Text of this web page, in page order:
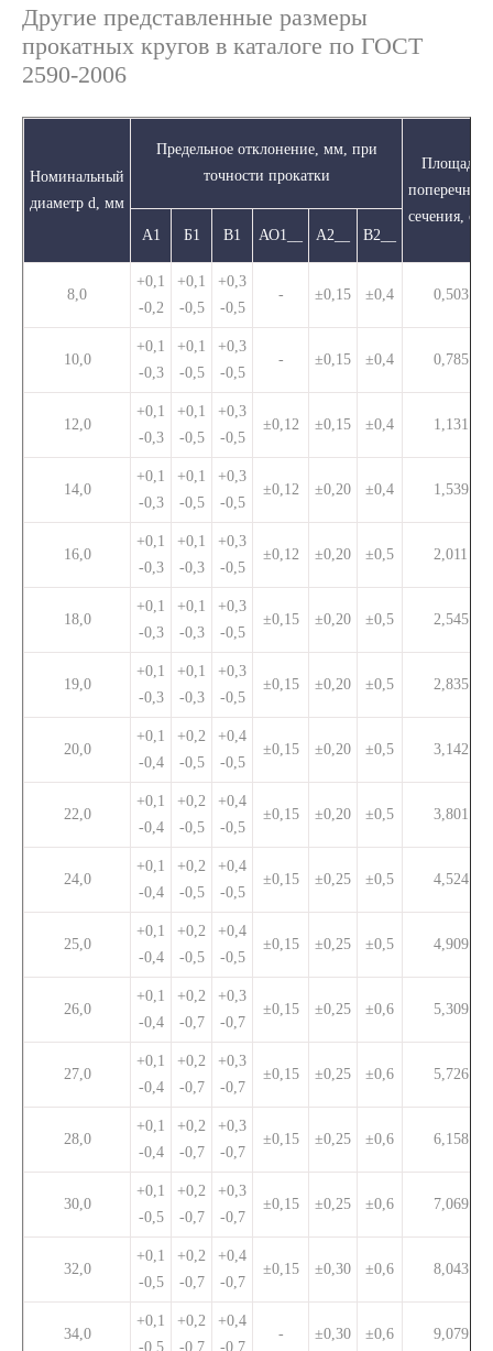
Другие представленные размеры
прокатных кругов в каталоге по ГОСТ
2590-2006
Номинальный
диаметр d, мм
Предельное отклонение, мм, при
точности прокатки
Площадь
поперечного
сечения, см2
А1
Б1 В1 АО1__ А2__ В2__
8,0
+0,1
-0,2
+0,1
-0,5
+0,3
-0,5
- ±0,15 ±0,4 0,503
10,0
+0,1
-0,3
+0,1
-0,5
+0,3
-0,5
- ±0,15 ±0,4 0,785
12,0
+0,1
-0,3
+0,1
-0,5
+0,3
-0,5
±0,12 ±0,15 ±0,4 1,131
14,0
+0,1
-0,3
+0,1
-0,5
+0,3
-0,5
±0,12 ±0,20 ±0,4 1,539
16,0
+0,1
-0,3
+0,1
-0,3
+0,3
-0,5
±0,12 ±0,20 ±0,5 2,011
18,0
+0,1
-0,3
+0,1
-0,3
+0,3
-0,5
±0,15 ±0,20 ±0,5 2,545
19,0
+0,1
-0,3
+0,1
-0,3
+0,3
-0,5
±0,15 ±0,20 ±0,5 2,835
20,0
+0,1
-0,4
+0,2
-0,5
+0,4
-0,5
±0,15 ±0,20 ±0,5 3,142
22,0
+0,1
-0,4
+0,2
-0,5
+0,4
-0,5
±0,15 ±0,20 ±0,5 3,801
24,0
+0,1
-0,4
+0,2
-0,5
+0,4
-0,5
±0,15 ±0,25 ±0,5 4,524
25,0
+0,1
-0,4
+0,2
-0,5
+0,4
-0,5
±0,15 ±0,25 ±0,5 4,909
26,0
+0,1
-0,4
+0,2
-0,7
+0,3
-0,7
±0,15 ±0,25 ±0,6 5,309
27,0
+0,1
-0,4
+0,2
-0,7
+0,3
-0,7
±0,15 ±0,25 ±0,6 5,726
28,0
+0,1
-0,4
+0,2
-0,7
+0,3
-0,7
±0,15 ±0,25 ±0,6 6,158
30,0
+0,1
-0,5
+0,2
-0,7
+0,3
-0,7
±0,15 ±0,25 ±0,6 7,069
32,0
+0,1
-0,5
+0,2
-0,7
+0,4
-0,7
±0,15 ±0,30 ±0,6 8,043
34,0
+0,1
-0,5
+0,2
-0,7
+0,4
-0,7
- ±0,30 ±0,6 9,079